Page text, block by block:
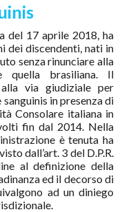
del 17 aprile 2018, ha
dei discendenti, nati in
senza rinunciare alla
quella brasiliana. Il
via giudiziale per
in presenza di
Consolare italiana in
fin dal 2014. Nella
è tenuta ha
dall’art. 3 del D.P.R.
al definizione della
ed il decorso di
ad un diniego